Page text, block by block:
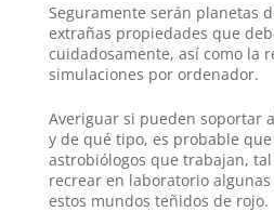
Seguramente serán planetas
extrañas propiedades que
cuidadosamente, así como la
simulaciones por ordenador.
Averiguar si pueden soportar
y de qué tipo, es probable
astrobiólogos que trabajan,
recrear en laboratorio
estos mundos teñidos de rojo.